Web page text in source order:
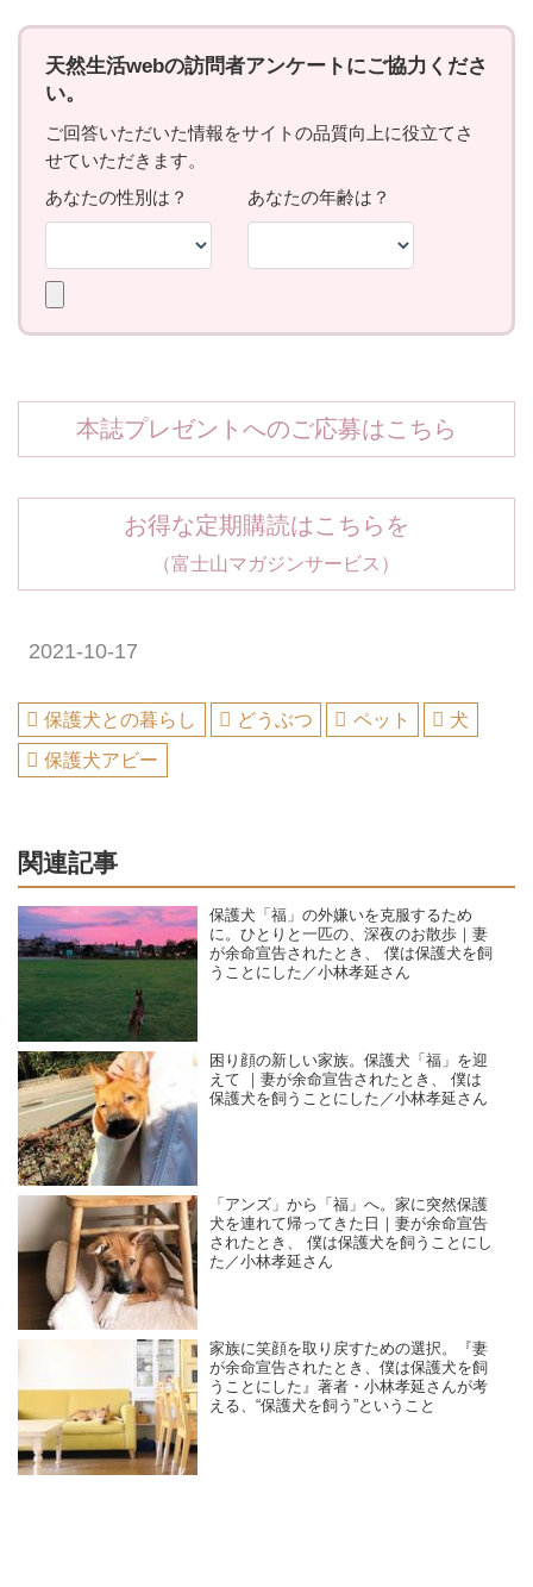
本誌プレゼントへのご応募はこちら
お得な定期購読はこちらを
（富士山マガジンサービス）
2021-10-17
保護犬との暮らし どうぶつ ペット
犬
保護犬アビー
関連記事
保護犬「福」の外嫌いを克服するため
に。ひとりと一匹の、深夜のお散歩｜妻
が余命宣告されたとき、 僕は保護犬を飼
うことにした／小林孝延さん
困り顔の新しい家族。保護犬「福」を迎
えて ｜妻が余命宣告されたとき、 僕は
保護犬を飼うことにした／小林孝延さん
「アンズ」から「福」へ。家に突然保護
犬を連れて帰ってきた日｜妻が余命宣告
されたとき、 僕は保護犬を飼うことにし
た／小林孝延さん
家族に笑顔を取り戻すための選択。『妻
が余命宣告されたとき、僕は保護犬を飼
うことにした』著者・小林孝延さんが考
える、“保護犬を飼う”ということ